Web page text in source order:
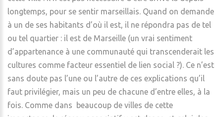
longtemps, pour se sentir marseillais. Quand on demande
à un de ses habitants d’où il est, il ne répondra pas de tel
ou tel quartier : il est de Marseille (un vrai sentiment
d’appartenance à une communauté qui transcenderait les
cultures comme facteur essentiel de lien social ?). Ce n’est
sans doute pas l’une ou l’autre de ces explications qu’il
faut privilégier, mais un peu de chacune d’entre elles, à la
fois. Comme dans beaucoup de villes de cette